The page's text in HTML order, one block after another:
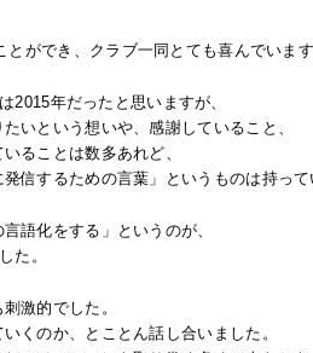
ができ、クラブ一同とても喜んでいます
2015年だったと思いますが、
いという想いや、感謝していること、
ることは数多あれど、
信するための言葉」というものは持って
語化をする」というのが、
た。
激的でした。
くのか、とことん話し合いました。